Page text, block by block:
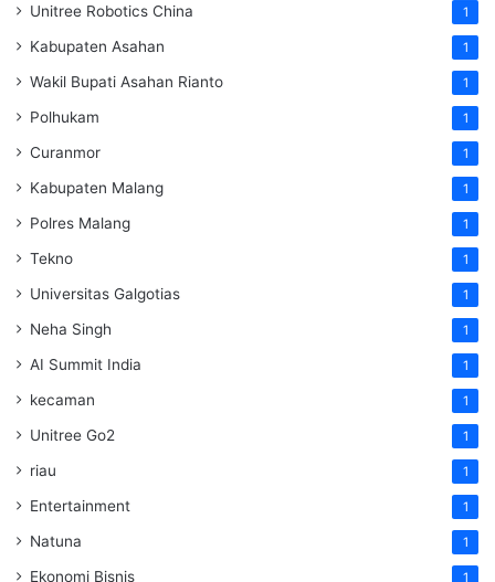
Unitree Robotics China 1
Kabupaten Asahan 1
Wakil Bupati Asahan Rianto 1
Polhukam 1
Curanmor 1
Kabupaten Malang 1
Polres Malang 1
Tekno 1
Universitas Galgotias 1
Neha Singh 1
AI Summit India 1
kecaman 1
Unitree Go2 1
riau 1
Entertainment 1
Natuna 1
Ekonomi Bisnis 1